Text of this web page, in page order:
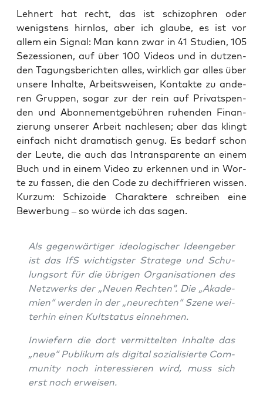
Leh­nert hat recht, das ist schi­zo­phren oder
wenigs­tens hirn­los, aber ich glau­be, es ist vor
allem ein Signal: Man kann zwar in 41 Stu­di­en, 105
Sezes­sio­nen, auf über 100 Vide­os und in dut­zen­
den Tagungs­be­rich­ten alles, wirk­lich gar alles über
unse­re Inhal­te, Arbeits­wei­sen, Kon­tak­te zu ande­
ren Grup­pen, sogar zur der rein auf Pri­vat­spen­
den und Abon­ne­ment­ge­büh­ren ruhen­den Finan­
zie­rung unse­rer Arbeit nach­le­sen; aber das klingt
ein­fach nicht dra­ma­tisch genug. Es bedarf schon
der Leu­te, die auch das Intrans­pa­ren­te an einem
Buch und in einem Video zu erken­nen und in Wor­
te zu fas­sen, die den Code zu dechif­frie­ren wis­sen.
Kurz­um: Schi­zo­ide Cha­rak­te­re schrei­ben eine
Bewer­bung – so wür­de ich das sagen.
Als gegen­wär­ti­ger ideo­lo­gi­scher Ideen­ge­ber
ist das IfS wich­tigs­ter Stra­te­ge und Schu­
lungs­ort für die übri­gen Orga­ni­sa­tio­nen des
Netz­werks der „Neu­en Rech­ten“. Die „Aka­de­
mien“ wer­den in der „neu­rech­ten“ Sze­ne wei­
ter­hin einen Kult­sta­tus einnehmen.
Inwie­fern die dort ver­mit­tel­ten Inhal­te das
„neue“ Publi­kum als digi­tal sozia­li­sier­te Com­
mu­ni­ty noch inter­es­sie­ren wird, muss sich
erst noch erweisen.